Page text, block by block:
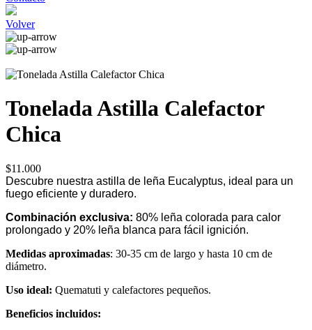
Volver
Tonelada Astilla Calefactor
Chica
$11.000
Descubre nuestra astilla de leña Eucalyptus, ideal para un
fuego eficiente y duradero.
Combinación exclusiva: 80% leña colorada para calor
prolongado y 20% leña blanca para fácil ignición.
Medidas aproximadas: 30-35 cm de largo y hasta 10 cm de
diámetro.
Uso ideal: Quematuti y calefactores pequeños.
Beneficios incluidos: